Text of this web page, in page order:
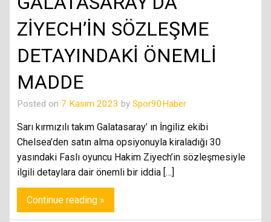
ZİYECH’İN SÖZLEŞME
DETAYINDAKİ ÖNEMLİ
MADDE
Posted on 7 Kasım 2023 by Spor90Haber
Sarı kırmızılı takım Galatasaray’ ın İngiliz ekibi
Chelsea’den satın alma opsiyonuyla kiraladığı 30
yasındaki Faslı oyuncu Hakim Ziyech’in sözleşmesiyle
ilgili detaylara dair önemli bir iddia […]
Continue reading »